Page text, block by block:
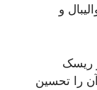
و
و ریسک
را تحسین